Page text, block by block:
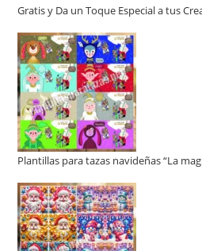
Gratis y Da un Toque Especial a tus
Plantillas para tazas navideñas “La